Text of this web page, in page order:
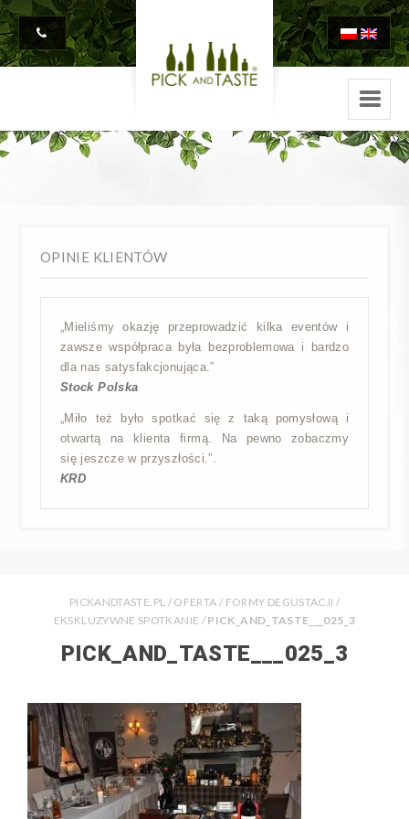
OPINIE KLIENTÓW
„Mieliśmy okazję przeprowadzić kilka eventów i
zawsze współpraca była bezproblemowa i bardzo
dla nas satysfakcjonująca.”
Stock Polska
„Miło też było spotkać się z taką pomysłową i
otwartą na klienta firmą. Na pewno zobaczmy
się jeszcze w przyszłości.”.
KRD
PICKANDTASTE.PL / OFERTA / FORMY DEGUSTACJI /
EKSKLUZYWNE SPOTKANIE / PICK_AND_TASTE___025_3
PICK_AND_TASTE___025_3